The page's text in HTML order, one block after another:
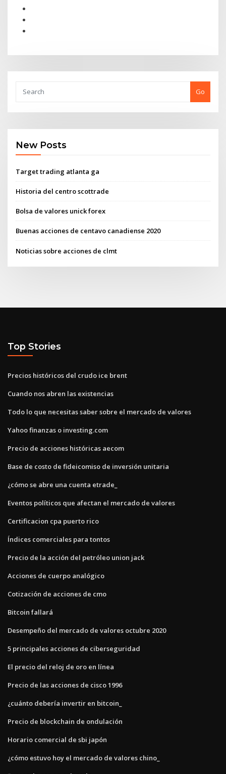
Go
New Posts
Target trading atlanta ga
Historia del centro scottrade
Bolsa de valores unick forex
Buenas acciones de centavo canadiense 2020
Noticias sobre acciones de clmt
Top Stories
Precios históricos del crudo ice brent
Cuando nos abren las existencias
Todo lo que necesitas saber sobre el mercado de valores
Yahoo finanzas o investing.com
Precio de acciones históricas aecom
Base de costo de fideicomiso de inversión unitaria
¿cómo se abre una cuenta etrade_
Eventos políticos que afectan el mercado de valores
Certificacion cpa puerto rico
Índices comerciales para tontos
Precio de la acción del petróleo union jack
Acciones de cuerpo analógico
Cotización de acciones de cmo
Bitcoin fallará
Desempeño del mercado de valores octubre 2020
5 principales acciones de ciberseguridad
El precio del reloj de oro en línea
Precio de las acciones de cisco 1996
¿cuánto debería invertir en bitcoin_
Precio de blockchain de ondulación
Horario comercial de sbi japón
¿cómo estuvo hoy el mercado de valores chino_